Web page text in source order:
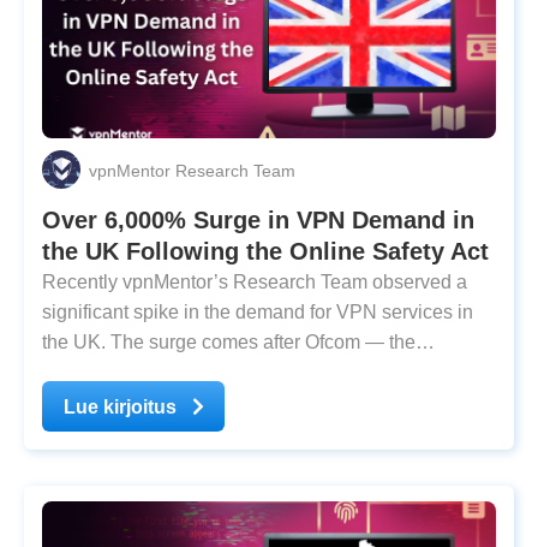
vpnMentor Research Team
Over 6,000% Surge in VPN Demand in
the UK Following the Online Safety Act
Recently vpnMentor’s Research Team observed a
significant spike in the demand for VPN services in
the UK. The surge comes after Ofcom — the
the Online Safety Act as a measure to keep children
away from adult content. What’s Important to Know:
Lue kirjoitus